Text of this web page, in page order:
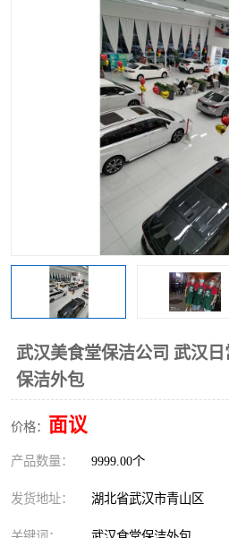
武汉美食堂保洁公司 武汉
保洁外包
价格： 面议
产品数量： 9999.00个
发货地址： 湖北省武汉市青山区